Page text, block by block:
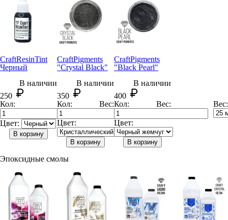
CraftResinTint
Черный
В наличии
250
Кол:
Вес:
Цвет:
В корзину
CraftPigments
"Crystal Black"
В наличии
350
Кол:
Вес:
Цвет:
В корзину
CraftPigments
"Black Pearl"
В наличии
400
Кол:
Вес:
Цвет:
В корзину
Эпоксидные смолы